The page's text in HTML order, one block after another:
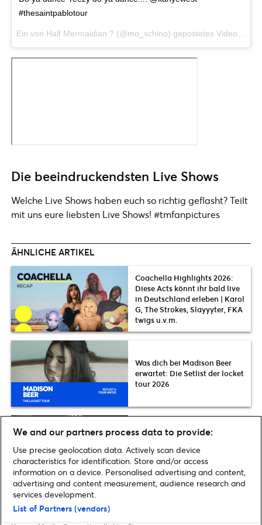
#thesaintpablotour
Die beeindruckendsten Live Shows
Welche Live Shows haben euch so richtig geflasht? Teilt
mit uns eure liebsten Live Shows! #tmfanpictures
ÄHNLICHE ARTIKEL
Coachella Highlights 2026:
Diese Acts könnt ihr bald live
in Deutschland erleben | Karol
G, The Strokes, Slayyyter, FKA
twigs u.v.m.
Was dich bei Madison Beer
erwartet: Die Setlist der locket
tour 2026
Was dich bei A$AP Rocky auf
2026 erwartet: Setlist, Termine
& News
We and our partners process data to provide:
Use precise geolocation data. Actively scan device
characteristics for identification. Store and/or access
information on a device. Personalised advertising and content,
advertising and content measurement, audience research and
services development.
List of Partners (vendors)